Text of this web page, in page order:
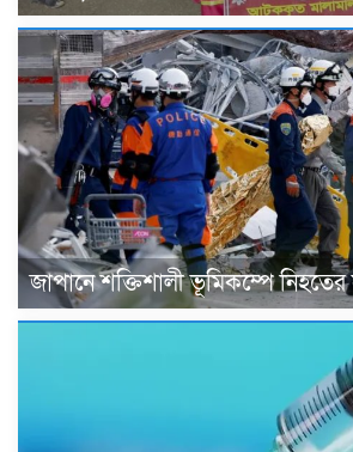
জাপানে শক্তিশালী ভূমিকম্পে